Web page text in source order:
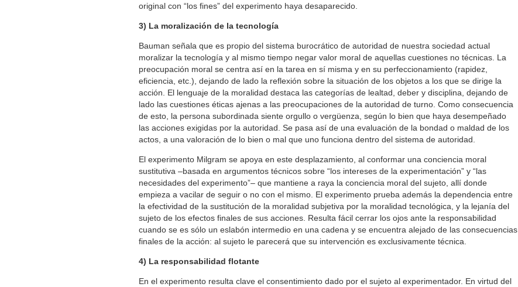
original con “los fines” del experimento haya desaparecido.
3) La moralización de la tecnología
Bauman señala que es propio del sistema burocrático de autoridad de nuestra sociedad actual
moralizar la tecnología y al mismo tiempo negar valor moral de aquellas cuestiones no técnicas. La
preocupación moral se centra así en la tarea en sí misma y en su perfeccionamiento (rapidez,
eficiencia, etc.), dejando de lado la reflexión sobre la situación de los objetos a los que se dirige la
acción. El lenguaje de la moralidad destaca las categorías de lealtad, deber y disciplina, dejando de
lado las cuestiones éticas ajenas a las preocupaciones de la autoridad de turno. Como consecuencia
de esto, la persona subordinada siente orgullo o vergüenza, según lo bien que haya desempeñado
las acciones exigidas por la autoridad. Se pasa así de una evaluación de la bondad o maldad de los
actos, a una valoración de lo bien o mal que uno funciona dentro del sistema de autoridad.
El experimento Milgram se apoya en este desplazamiento, al conformar una conciencia moral
sustitutiva –basada en argumentos técnicos sobre “los intereses de la experimentación” y “las
necesidades del experimento”– que mantiene a raya la conciencia moral del sujeto, allí donde
empieza a vacilar de seguir o no con el mismo. El experimento prueba además la dependencia entre
la efectividad de la sustitución de la moralidad subjetiva por la moralidad tecnológica, y la lejanía del
sujeto de los efectos finales de sus acciones. Resulta fácil cerrar los ojos ante la responsabilidad
cuando se es sólo un eslabón intermedio en una cadena y se encuentra alejado de las consecuencias
finales de la acción: al sujeto le parecerá que su intervención es exclusivamente técnica.
4) La responsabilidad flotante
En el experimento resulta clave el consentimiento dado por el sujeto al experimentador. En virtud del